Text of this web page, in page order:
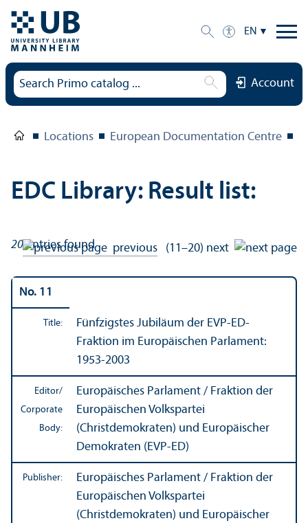
EN
Account
Locations European Documentation Centre
EDC Library: Result list:
20entries found previous (11–20) next
No. 11
Title:
Fünfzigstes Jubiläum der EVP-ED-
Fraktion im Europäischen Parlament:
1953-2003
Editor/
Corporate
Body:
Europäisches Parlament / Fraktion der
Europäischen Volkspartei
(Christdemokraten) und Europäischer
Demokraten (EVP-ED)
Publisher:
Europäisches Parlament / Fraktion der
Europäischen Volkspartei
(Christdemokraten) und Europäischer